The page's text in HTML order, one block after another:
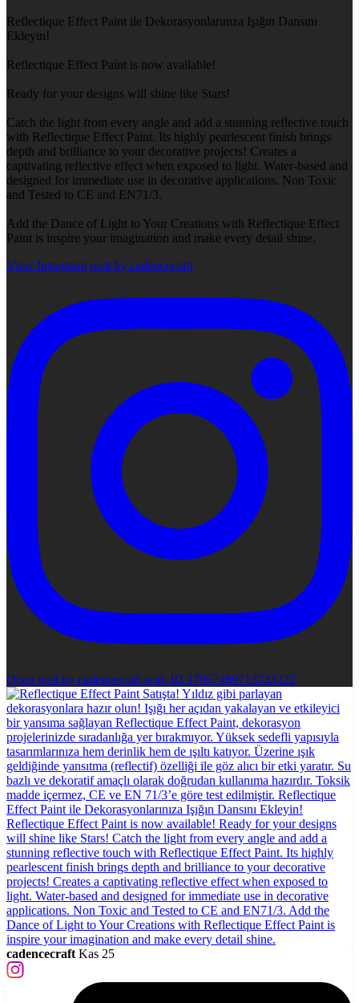
Reflectique Effect Paint ile Dekorasyonlarınıza Işığın Dansını
Ekleyin!
Reflectique Effect Paint is now available!
Ready for your designs will shine like Stars!
Catch the light from every angle and add a stunning reflective touch
with Reflectique Effect Paint. Its highly pearlescent finish brings
depth and brilliance to your decorative projects! Creates a
captivating reflective effect when exposed to light. Water-based and
designed for immediate use in decorative applications. Non Toxic
and Tested to CE and EN71/3.
Add the Dance of Light to Your Creations with Reflectique Effect
Paint is inspire your imagination and make every detail shine.
View Instagram post by cadencecraft
Open post by cadencecraft with ID 17957469713733222
cadencecraft Kas 25